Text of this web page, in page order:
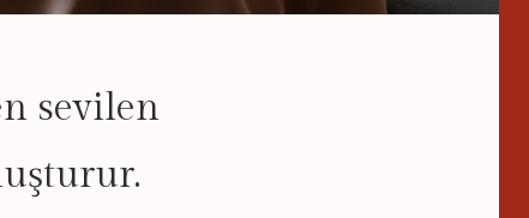
sevilen